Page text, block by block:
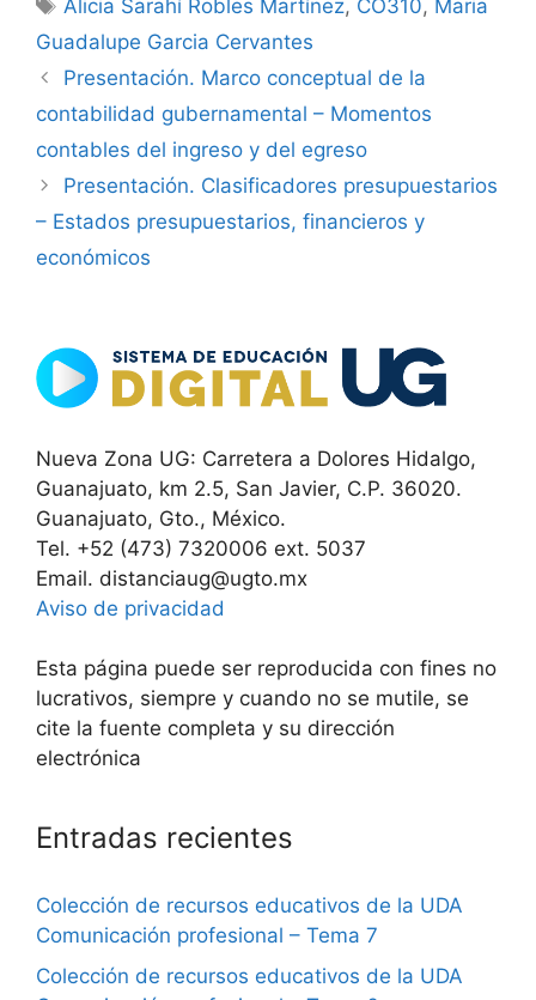
Alicia Sarahí Robles Martínez, CO310, Maria
Guadalupe Garcia Cervantes
Presentación. Marco conceptual de la
contabilidad gubernamental – Momentos
contables del ingreso y del egreso
Presentación. Clasificadores presupuestarios
– Estados presupuestarios, financieros y
económicos
Nueva Zona UG: Carretera a Dolores Hidalgo,
Guanajuato, km 2.5, San Javier, C.P. 36020.
Guanajuato, Gto., México.
Tel. +52 (473) 7320006 ext. 5037
Email. distanciaug@ugto.mx
Aviso de privacidad
Esta página puede ser reproducida con fines no
lucrativos, siempre y cuando no se mutile, se
cite la fuente completa y su dirección
electrónica
Entradas recientes
Colección de recursos educativos de la UDA
Comunicación profesional – Tema 7
Colección de recursos educativos de la UDA